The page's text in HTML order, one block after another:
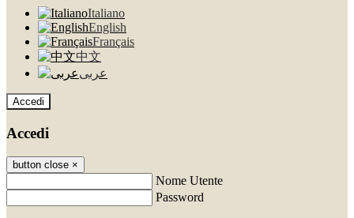
Italiano
English
Français
中文
عربى
Accedi
Accedi
button close ×
Nome Utente
Password